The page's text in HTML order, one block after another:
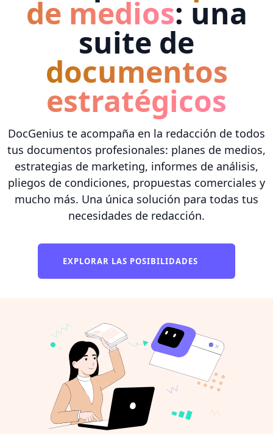
de medios: una
suite de
documentos
estratégicos
DocGenius te acompaña en la redacción de todos
tus documentos profesionales: planes de medios,
estrategias de marketing, informes de análisis,
pliegos de condiciones, propuestas comerciales y
mucho más. Una única solución para todas tus
necesidades de redacción.
EXPLORAR LAS POSIBILIDADES